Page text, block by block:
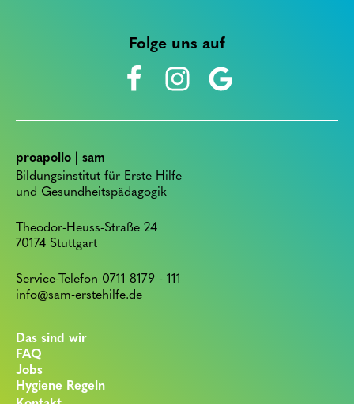
Folge uns auf
proapollo | sam
Bildungsinstitut für Erste Hilfe
und Gesundheitspädagogik
Theodor-Heuss-Straße 24
70174 Stuttgart
Service-Telefon 0711 8179 - 111
info@sam-erstehilfe.de
Das sind wir
FAQ
Jobs
Hygiene Regeln